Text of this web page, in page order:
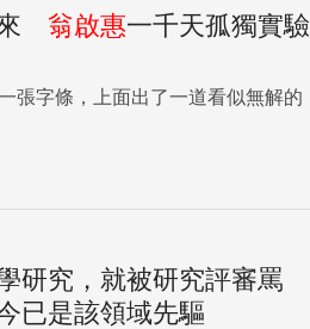
翁啟惠一千天孤獨實驗
張字條，上面出了一道看似無解的
研究，就被研究評審罵
已是該領域先驅